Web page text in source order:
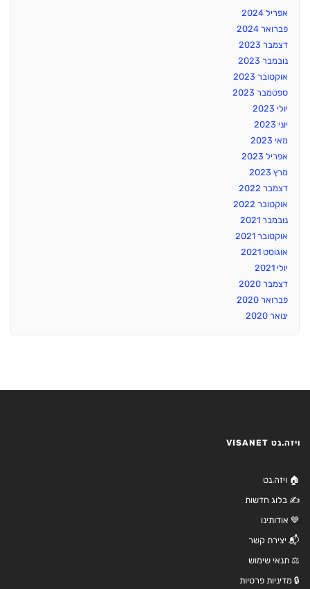
אפריל 2024
פברואר 2024
דצמבר 2023
נובמבר 2023
אוקטובר 2023
ספטמבר 2023
יולי 2023
יוני 2023
מאי 2023
אפריל 2023
מרץ 2023
דצמבר 2022
אוקטובר 2022
נובמבר 2021
אוקטובר 2021
אוגוסט 2021
יולי 2021
דצמבר 2020
פברואר 2020
ינואר 2020
ויזה.נט VISANET
🏠 ויזה.נט
✍️ בלוג חדשות
💙 אודותינו
📬 יצירת קשר
⚖️ תנאי שימוש
🔒 מדיניות פרטיות